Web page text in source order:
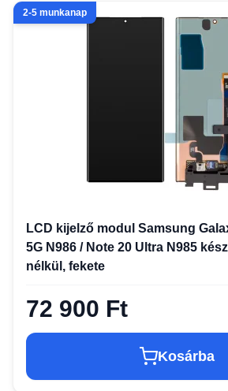
2-5 munkanap
LCD kijelző modul Samsung
5G N986 / Note 20 Ultra N985
nélkül, fekete
72 900 Ft
Kosárba